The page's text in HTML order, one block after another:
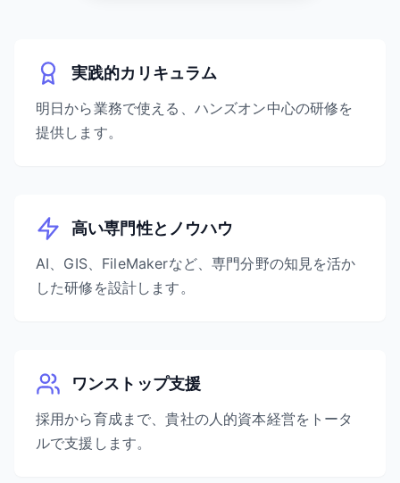
実践的カリキュラム
明日から業務で使える、ハンズオン中心の研修を
提供します。
高い専門性とノウハウ
AI、GIS、FileMakerなど、専門分野の知見を活か
した研修を設計します。
ワンストップ支援
採用から育成まで、貴社の人的資本経営をトータ
ルで支援します。